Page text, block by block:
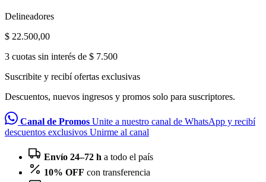
Delineadores
$ 22.500,00
3 cuotas sin interés de $ 7.500
Suscribite y recibí ofertas exclusivas
Descuentos, nuevos ingresos y promos solo para suscriptores.
Canal de Promos Unite a nuestro canal de WhatsApp y recibí
descuentos exclusivos Unirme al canal
Envío 24–72 h a todo el país
10% OFF con transferencia